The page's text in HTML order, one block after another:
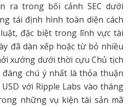
ra trong bối cảnh SEC dưới
tái định hình toàn diện cách
đặc biệt trong lĩnh vực tài
đã dàn xếp hoặc từ bỏ nhiều
xướng dưới thời cựu Chủ tịch
chú ý nhất là thỏa thuận
với Ripple Labs vào tháng
những vụ kiện tài sản mã